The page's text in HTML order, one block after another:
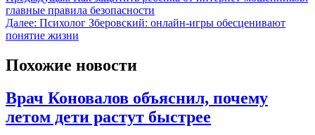
главные правила безопасности
Далее: Психолог Зберовский: онлайн-игры обесценивают
понятие жизни
Похожие новости
Врач Коновалов объяснил, почему
летом дети растут быстрее